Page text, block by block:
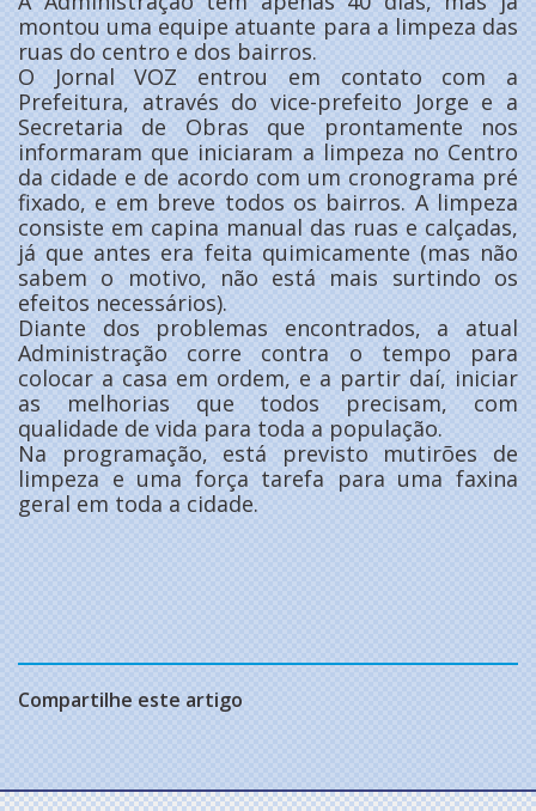
montou uma equipe atuante para a limpeza das
ruas do centro e dos bairros.
O Jornal VOZ entrou em contato com a
Prefeitura, através do vice-prefeito Jorge e a
Secretaria de Obras que prontamente nos
informaram que iniciaram a limpeza no Centro
da cidade e de acordo com um cronograma pré
fixado, e em breve todos os bairros. A limpeza
consiste em capina manual das ruas e calçadas,
já que antes era feita quimicamente (mas não
sabem o motivo, não está mais surtindo os
efeitos necessários).
Diante dos problemas encontrados, a atual
Administração corre contra o tempo para
colocar a casa em ordem, e a partir daí, iniciar
as melhorias que todos precisam, com
qualidade de vida para toda a população.
Na programação, está previsto mutirões de
limpeza e uma força tarefa para uma faxina
geral em toda a cidade.
Compartilhe este artigo